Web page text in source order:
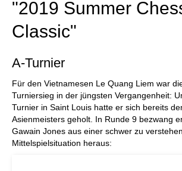
"2019 Summer
Classic"
A-Turnier
Für den Vietnamesen Le Quang Liem war
Turniersieg in der jüngsten Vergangenheit:
Turnier in Saint Louis hatte er sich bereits
Asienmeisters geholt. In Runde 9 bezwang
Gawain Jones aus einer schwer zu
Mittelspielsituation heraus: